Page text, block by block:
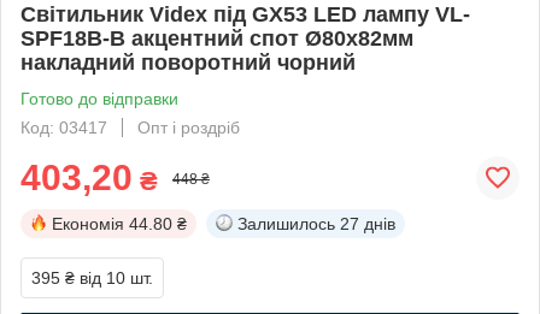
Світильник Videx під GX53 LED лампу VL-
SPF18B-B акцентний спот Ø80х82мм
накладний поворотний чорний
Готово до відправки
Код: 03417
Опт і роздріб
403,20 ₴ 448 ₴
Економія 44.80 ₴ Залишилось 27 днів
395 ₴ від 10 шт.